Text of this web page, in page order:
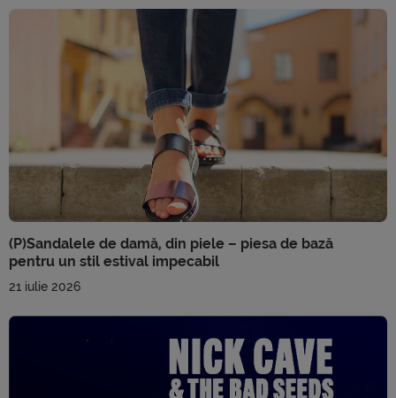
(P)Sandalele de damă, din piele – piesa de bază
pentru un stil estival impecabil
21 iulie 2026